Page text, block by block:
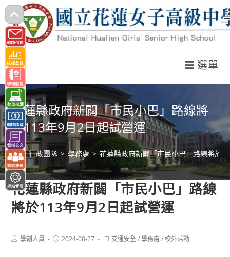
跳
轉
至
主
要
內
容
選單
花蓮縣政府新闢「市民小巴」路線將
於113年9月2日起試營運
> 行政團隊 > 學務處 > 花蓮縣政府新闢「市民小巴」路線將於
花蓮縣政府新闢「市民小巴」路線
將於113年9月2日起試營運
Post學創人員
Post2024-08-27
Post交通安全 / 學務處 / 校外活動